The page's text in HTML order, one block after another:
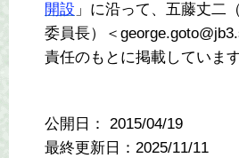
開設 」に沿って、五藤丈二
委員長）＜
責任のもとに掲載しています
公開日： 2015/04/19
最終更新日：2025/11/11